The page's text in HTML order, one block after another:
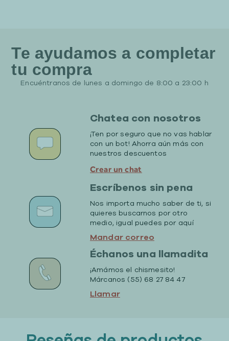
Te ayudamos a completar
tu compra
Encuéntranos de lunes a domingo de 8:00 a 23:00 h
Chatea con nosotros
¡Ten por seguro que no vas hablar
con un bot! Ahorra aún más con
nuestros descuentos
Crear un chat
Escríbenos sin pena
Nos importa mucho saber de ti, si
quieres buscarnos por otro
medio, igual puedes por aquí
Mandar correo
Échanos una llamadita
¡Amámos el chismesito!
Márcanos (55) 68 27 84 47
Llamar